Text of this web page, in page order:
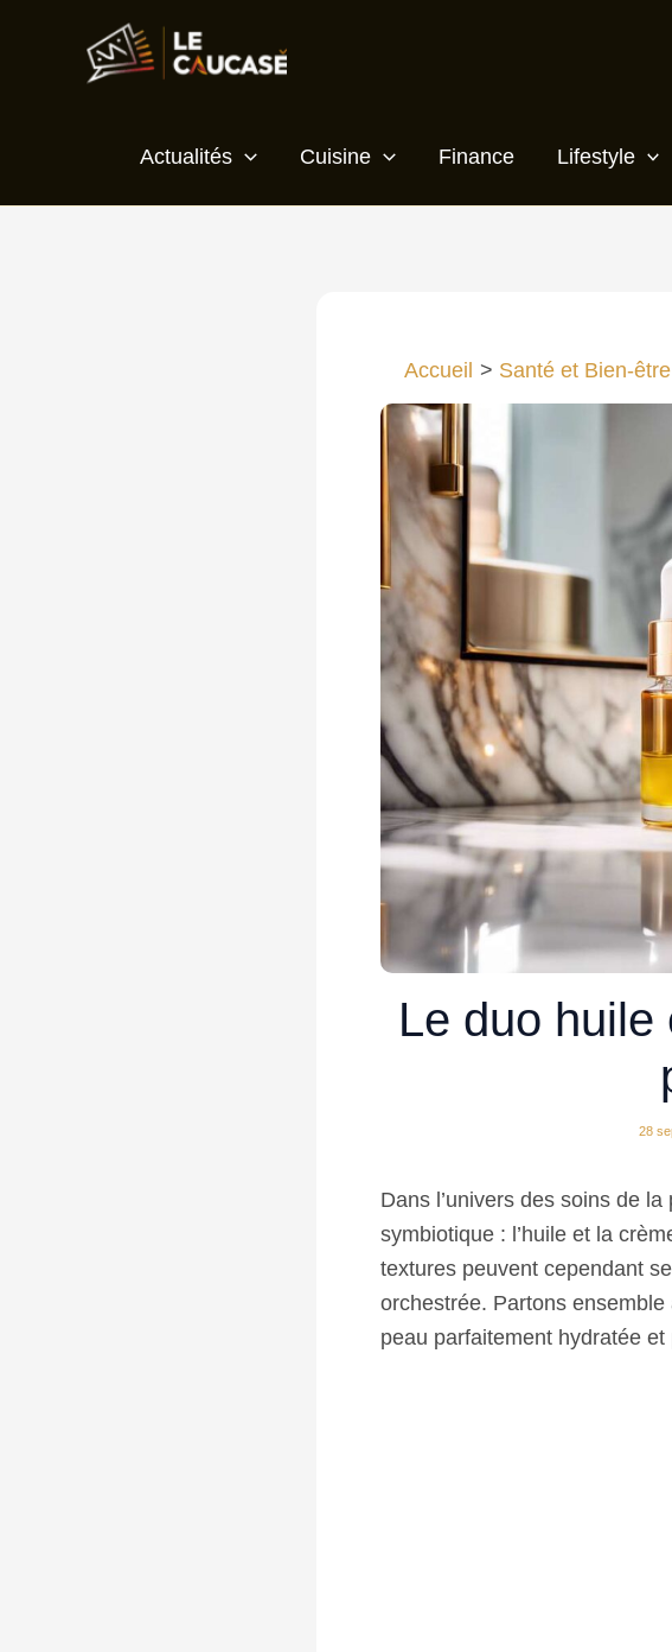
Actualités Cuisine Finance Lifestyle
Accueil Santé et Bien-être
Le duo huile
28
Dans l’univers des soins de
symbiotique : l’huile et la
textures peuvent cependant
orchestrée. Partons
peau parfaitement hydratée et